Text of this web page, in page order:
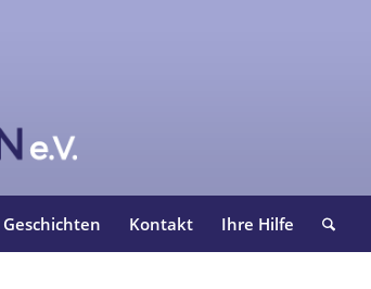
Geschichten Kontakt Ihre Hilfe